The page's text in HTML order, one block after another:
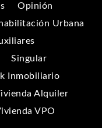
Opinión
Urbana
Singular
Inmobiliario
Alquiler
VPO